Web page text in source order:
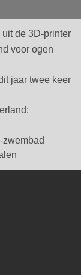
de 3D-printer
voor ogen
jaar twee keer
zwembad